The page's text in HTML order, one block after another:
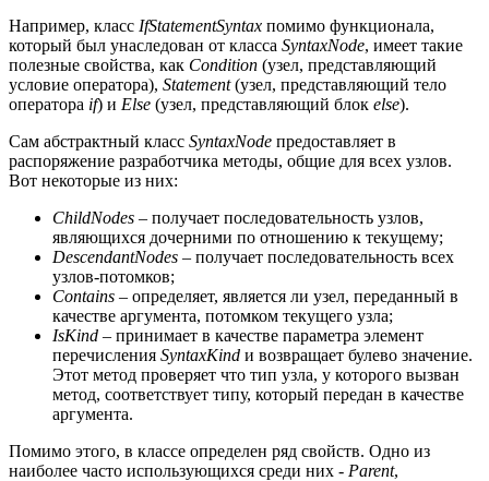
Например, класс IfStatementSyntax помимо функционала,
который был унаследован от класса SyntaxNode, имеет такие
полезные свойства, как Condition (узел, представляющий
условие оператора), Statement(узел, представляющий тело
оператора if) и Else (узел, представляющий блок else).
Сам абстрактный класс SyntaxNode предоставляет в
распоряжение разработчика методы, общие для всех узлов.
Вот некоторые из них:
ChildNodes – получает последовательность узлов,
являющихся дочерними по отношению к текущему;
DescendantNodes – получает последовательность всех
узлов-потомков;
Contains – определяет, является ли узел, переданный в
качестве аргумента, потомком текущего узла;
IsKind – принимает в качестве параметра элемент
перечисления SyntaxKind и возвращает булево значение.
Этот метод проверяет что тип узла, у которого вызван
метод, соответствует типу, который передан в качестве
аргумента.
Помимо этого, в классе определен ряд свойств. Одно из
наиболее часто использующихся среди них - Parent,